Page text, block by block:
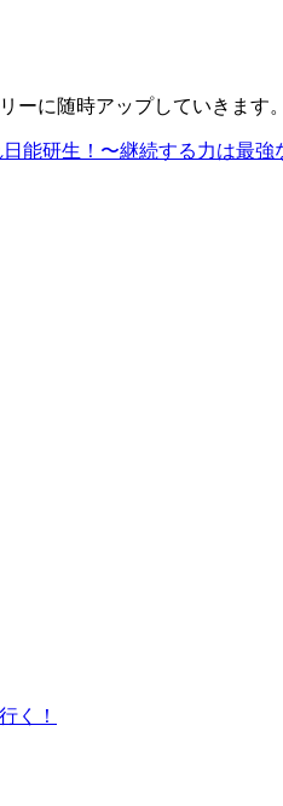
ーに随時アップしていきます。
能研生！〜継続する力は最強
く！